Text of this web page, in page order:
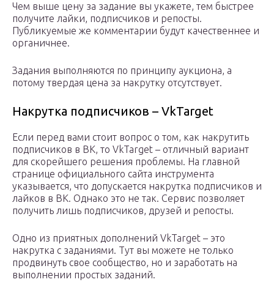
Чем выше цену за задание вы укажете, тем быстрее
получите лайки, подписчиков и репосты.
Публикуемые же комментарии будут качественнее и
органичнее.
Задания выполняются по принципу аукциона, а
потому твердая цена за накрутку отсутствует.
Накрутка подписчиков – VkTarget
Если перед вами стоит вопрос о том, как накрутить
подписчиков в ВК, то VkTarget – отличный вариант
для скорейшего решения проблемы. На главной
странице официального сайта инструмента
указывается, что допускается накрутка подписчиков и
лайков в ВК. Однако это не так. Сервис позволяет
получить лишь подписчиков, друзей и репосты.
Одно из приятных дополнений VkTarget – это
накрутка с заданиями. Тут вы можете не только
продвинуть свое сообщество, но и заработать на
выполнении простых заданий.